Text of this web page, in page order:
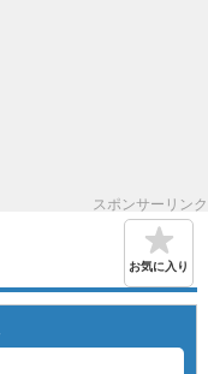
スポンサーリンク
お気に入り